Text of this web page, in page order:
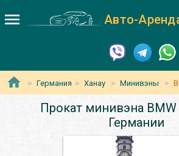
Авто-
Германия Ханау Минивэны
Прокат минивэна BMW
Германии